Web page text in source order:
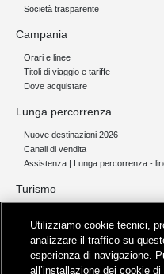
Società trasparente
Campania
Orari e linee
Titoli di viaggio e tariffe
Dove acquistare
Lunga percorrenza
Nuove destinazioni 2026
Canali di vendita
Assistenza | Lunga percorrenza -
Turismo
Servizi per aeroporti
Servizi di noleggio con conducente
Servizio di navigazione sul Lago
Utilizziamo cookie tecnici,
analizzare il traffico su
esperienza di navigazione.
all’installazione dei cookie